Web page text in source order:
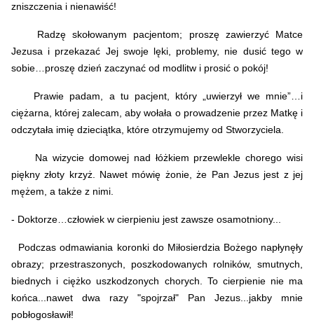
zniszczenia i nienawiść!
Radzę skołowanym pacjentom; proszę zawierzyć Matce
Jezusa i przekazać Jej swoje lęki, problemy, nie dusić tego w
sobie… proszę dzień zaczynać od modlitw i prosić o pokój!
Prawie padam, a tu pacjent, który „uwierzył we mnie”…i
ciężarna, której zalecam, aby wołała o prowadzenie przez Matkę i
odczytała imię dzieciątka, które otrzymujemy od Stworzyciela.
Na wizycie domowej nad łóżkiem przewlekle chorego wisi
piękny złoty krzyż. Nawet mówię żonie, że Pan Jezus jest z jej
mężem, a także z nimi.
- Doktorze…człowiek w cierpieniu jest zawsze osamotniony...
Podczas odmawiania koronki do Miłosierdzia Bożego napłynęły
obrazy; przestraszonych, poszkodowanych rolników, smutnych,
biednych i ciężko uszkodzonych chorych. To cierpienie nie ma
końca...nawet dwa razy "spojrzał" Pan Jezus...jakby mnie
pobłogosławił!